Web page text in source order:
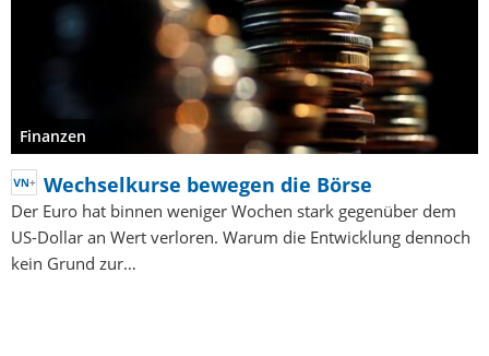
Finanzen
Wechselkurse bewegen die Börse
Der Euro hat binnen weniger Wochen stark gegenüber dem
US-Dollar an Wert verloren. Warum die Entwicklung dennoch
kein Grund zur…